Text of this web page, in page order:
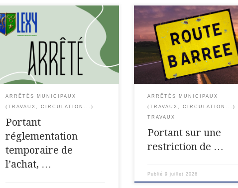
ARRÊTE du 8 juillet 2026 Portant
réglementation temporaire de
l’achat, de la vente, de la cession, du
port, du transport, de l’utilisation
des artifices de divertissement et
articles pyrotechniques, du […]
ARRÊTÉS MUNICIPAUX
(TRAVAUX, CIRCULATION...)
Portant
réglementation
temporaire de
l’achat, …
ARRÊTÉ n°D126116AT Portant
une restriction de circulation
RD n° D618 STAM Longwy LA
PRESIDENTE DU CONSEIL
DÉPARTEMENTAL DE
ET-MOSELLE, VU le code de la
route ; VU le […]
ARRÊTÉS MUNICIPAUX
(TRAVAUX, CIRCULATION...)
TRAVAUX
Portant sur une
restriction de …
Publié9 juillet 2026